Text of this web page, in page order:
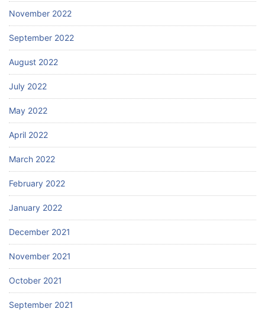
November 2022
September 2022
August 2022
July 2022
May 2022
April 2022
March 2022
February 2022
January 2022
December 2021
November 2021
October 2021
September 2021